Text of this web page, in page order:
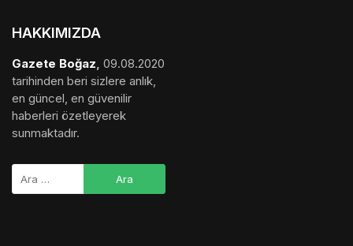
HAKKIMIZDA
Gazete Boğaz, 09.08.2020
tarihinden beri sizlere anlık,
en güncel, en güvenilir
haberleri özetleyerek
sunmaktadır.